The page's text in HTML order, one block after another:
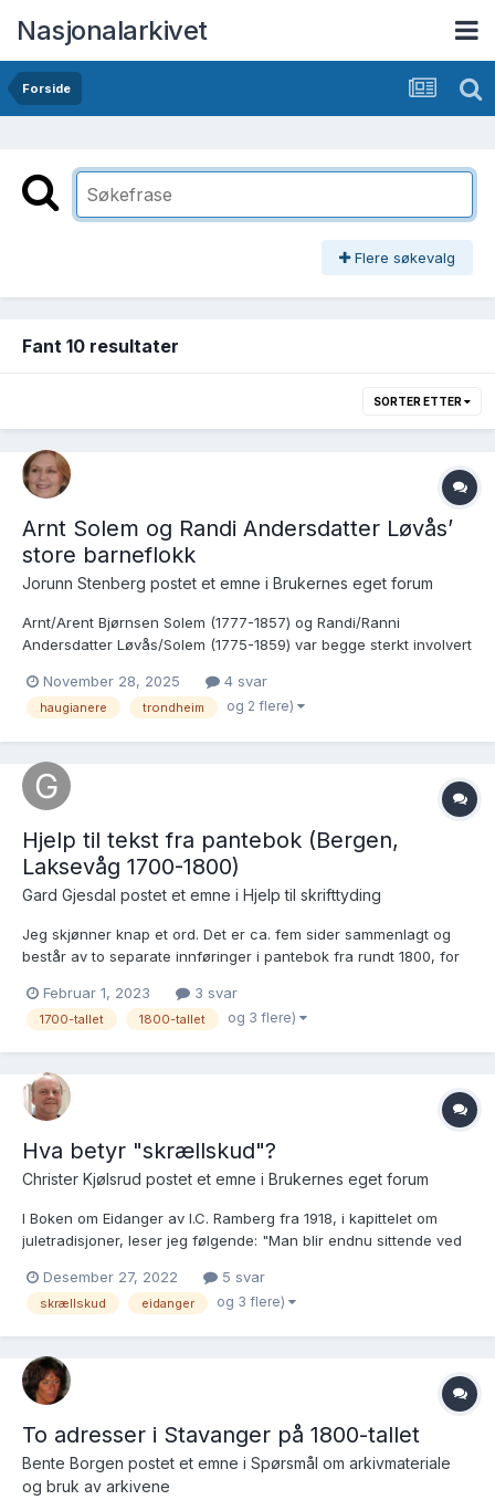
Nasjonalarkivet
Forside
Flere søkevalg
Fant 10 resultater
SORTER ETTER
Arnt Solem og Randi Andersdatter Løvås’
store barneflokk
Jorunn Stenberg postet et emne i Brukernes eget forum
Arnt/Arent Bjørnsen Solem (1777-1857) og Randi/Ranni
Andersdatter Løvås/Solem (1775-1859) var begge sterkt involvert
Trondheim og Nord-Trøndelag (Gjeslingan) og senere i
Kristiania/Aker (Sandaker gård). Av den grunn er familien omtalt i
November 28, 2025 4 svar
haugianere trondheim og 2 flere)
Hjelp til tekst fra pantebok (Bergen,
Laksevåg 1700-1800)
Gard Gjesdal postet et emne i Hjelp til skrifttyding
Jeg skjønner knap et ord. Det er ca. fem sider sammenlagt og
består av to separate innføringer i pantebok fra rundt 1800, for
skjønt) en kartforretning og et skjøte: Tinglysingsmateriale:
Hordaland fylke, Skjold i Nordhord...
Februar 1, 2023 3 svar
1700-tallet 1800-tallet og 3 flere)
Hva betyr "skrællskud"?
Christer Kjølsrud postet et emne i Brukernes eget forum
I Boken om Eidanger av I.C. Ramberg fra 1918, i kapittelet om
juletradisjoner, leser jeg følgende: "Man blir endnu sittende ved
vinduerne for trollkjærringens skyld ..." Dette "skrællskud" blir
avfyrt etter kveldsmaten på jul...
Desember 27, 2022 5 svar
skrællskud eidanger og 3 flere)
To adresser i Stavanger på 1800-tallet
Bente Borgen postet et emne i Spørsmål om arkivmateriale
og bruk av arkivene